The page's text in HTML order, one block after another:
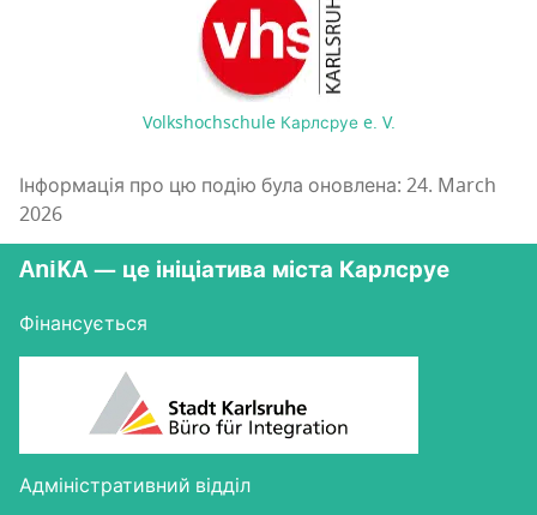
Volkshochschule Карлсруе e. V.
Інформація про цю подію була оновлена: 24. March
2026
AniKA — це ініціатива міста Карлсруе
Фінансується
Адміністративний відділ